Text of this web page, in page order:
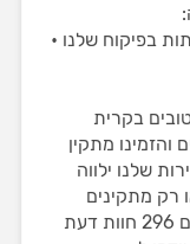
בפיקוח שלנו •
בקרית
והזמינו מתקין
שלנו ילווה
רק מתקינים
להתקנת דלת פנים ופלדלת שבדקנו עם 296 חוות דעת